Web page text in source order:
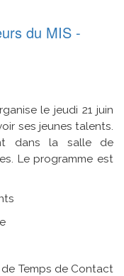
du MIS -
le jeudi 21 juin
ses jeunes talents.
dans la salle de
Le programme est
Temps de Contact